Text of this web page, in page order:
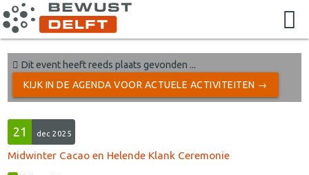
Dit event heeft reeds plaats gevonden ...
KIJK IN DE AGENDA VOOR ACTUELE ACTIVITEITEN →
21 dec 2025
Midwinter Cacao en Helende Klank Ceremonie